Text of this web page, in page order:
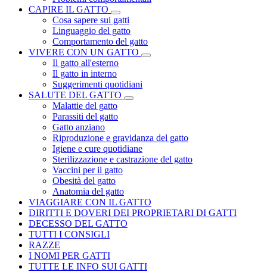
CAPIRE IL GATTO
Cosa sapere sui gatti
Linguaggio del gatto
Comportamento del gatto
VIVERE CON UN GATTO
Il gatto all'esterno
Il gatto in interno
Suggerimenti quotidiani
SALUTE DEL GATTO
Malattie del gatto
Parassiti del gatto
Gatto anziano
Riproduzione e gravidanza del gatto
Igiene e cure quotidiane
Sterilizzazione e castrazione del gatto
Vaccini per il gatto
Obesità del gatto
Anatomia del gatto
VIAGGIARE CON IL GATTO
DIRITTI E DOVERI DEI PROPRIETARI DI GATTI
DECESSO DEL GATTO
TUTTI I CONSIGLI
RAZZE
I NOMI PER GATTI
TUTTE LE INFO SUI GATTI